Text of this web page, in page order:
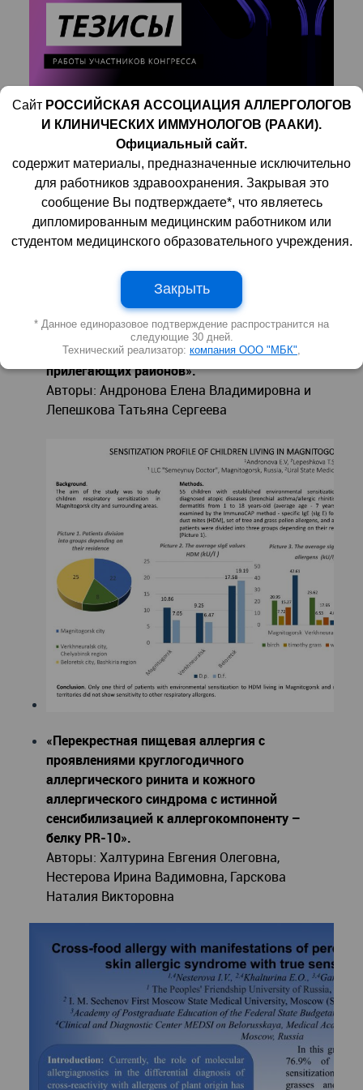
1-2 декабря 2020 года состоялся Первый
конгресс по молекулярной аллергологии
(MAC-2020). В рамках конгресса был
проведен конкурс постерных докладов.
Комиссией было принято решение о
награждении трех участников конкурса.
Победителями стали следующие научные
«Профили сенсибилизации детей,
проживающих в городе Магнитогорске и
прилегающих районов».
Авторы: Андронова Елена Владимировна и
Лепешкова Татьяна Сергеева
«Перекрестная пищевая аллергия с
проявлениями круглогодичного
аллергического ринита и кожного
аллергического синдрома с истинной
сенсибилизацией к аллергокомпоненту –
белку PR-10».
Авторы: Халтурина Евгения Олеговна,
Нестерова Ирина Вадимовна, Гарскова
Наталия Викторовна
Сайт РОССИЙСКАЯ АССОЦИАЦИЯ АЛЛЕРГОЛОГОВ
И КЛИНИЧЕСКИХ ИММУНОЛОГОВ (РААКИ).
Официальный сайт.
содержит материалы, предназначенные исключительно
для работников здравоохранения. Закрывая это
сообщение Вы подтверждаете*, что являетесь
дипломированным медицинским работником или
студентом медицинского образовательного учреждения.
Закрыть
* Данное единоразовое подтверждение распространится на
следующие 30 дней.
Технический реализатор: компания ООО "МБК"